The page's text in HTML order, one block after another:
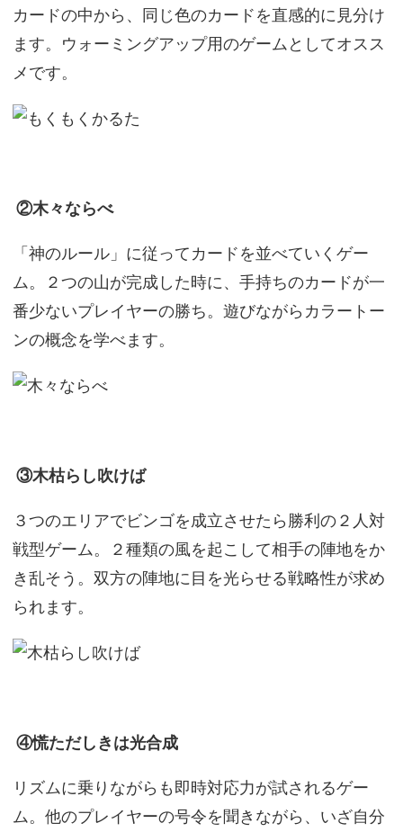
カードの中から、同じ色のカードを直感的に見分け
ます。ウォーミングアップ用のゲームとしてオスス
メです。
②木々ならべ
「神のルール」に従ってカードを並べていくゲー
ム。２つの山が完成した時に、手持ちのカードが一
番少ないプレイヤーの勝ち。遊びながらカラートー
ンの概念を学べます。
③木枯らし吹けば
３つのエリアでビンゴを成立させたら勝利の２人対
戦型ゲーム。２種類の風を起こして相手の陣地をか
き乱そう。双方の陣地に目を光らせる戦略性が求め
られます。
④慌ただしきは光合成
リズムに乗りながらも即時対応力が試されるゲー
ム。他のプレイヤーの号令を聞きながら、いざ自分